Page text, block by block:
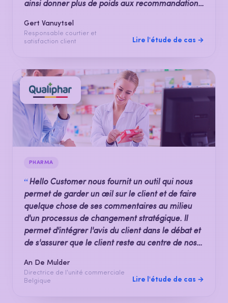
ainsi donner plus de poids aux recommandations
des cadres supérieurs.
Gert Vanuytsel
Responsable courtier et
satisfaction client
Lire l'étude de cas →
PHARMA
“Hello Customer nous fournit un outil qui nous
permet de garder un œil sur le client et de faire
quelque chose de ses commentaires au milieu
d'un processus de changement stratégique. Il
permet d'intégrer l'avis du client dans le débat et
de s'assurer que le client reste au centre de nos
An De Mulder
Directrice de l'unité commerciale
Belgique
Lire l'étude de cas →